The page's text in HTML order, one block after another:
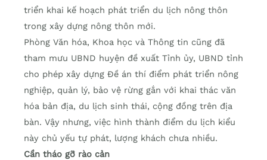
triển khai kế hoạch phát triển du lịch nông thôn
trong xây dựng nông thôn mới.
Phòng Văn hóa, Khoa học và Thông tin cũng đã
tham mưu UBND huyện đề xuất Tỉnh ủy, UBND tỉnh
cho phép xây dựng Đề án thí điểm phát triển nông
nghiệp, quản lý, bảo vệ rừng gắn với khai thác văn
hóa bản địa, du lịch sinh thái, cộng đồng trên địa
bàn. Vậy nhưng, việc hình thành điểm du lịch kiểu
này chủ yếu tự phát, lượng khách chưa nhiều.
Cần tháo gỡ rào cản